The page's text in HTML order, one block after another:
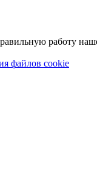
работу
файлов cookie